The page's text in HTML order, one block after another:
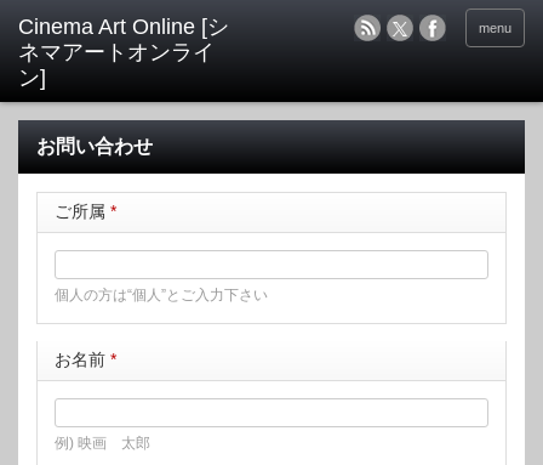
menu
お問い合わせ
ご所属 *
個人の方は“個人”とご入力下さい
お名前 *
例) 映画 太郎